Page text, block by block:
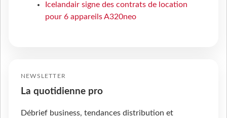
Icelandair signe des contrats de location
pour 6 appareils A320neo
NEWSLETTER
La quotidienne pro
Débrief business, tendances distribution et